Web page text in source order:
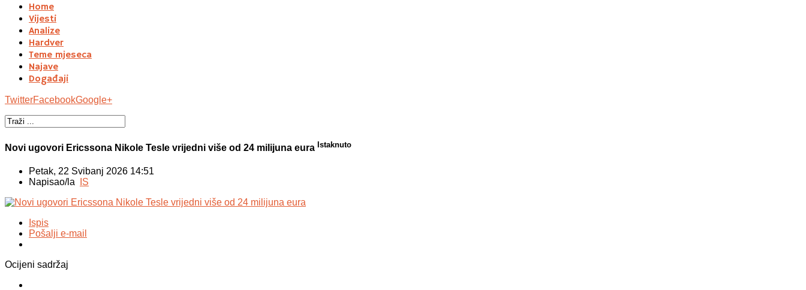
Home
Vijesti
Analize
Hardver
Teme mjeseca
Najave
Događaji
TwitterFacebookGoogle+
Novi ugovori Ericssona Nikole Tesle vrijedni više od 24 milijuna eura Istaknuto
Petak, 22 Svibanj 2026 14:51
Napisao/la
IS
Ispis
Pošalji e-mail
Ocijeni sadržaj